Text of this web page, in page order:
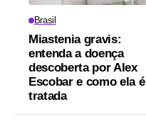
Brasil
Miastenia gravis:
entenda a doença
descoberta por Alex
Escobar e como ela é
tratada